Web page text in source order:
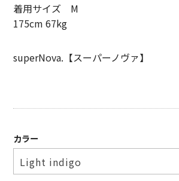
SHIRT
PANTS
SHOES
BAG & WALLET
着用サイズ M
175cm 67kg
superNova.【スーパーノヴァ】
カラー